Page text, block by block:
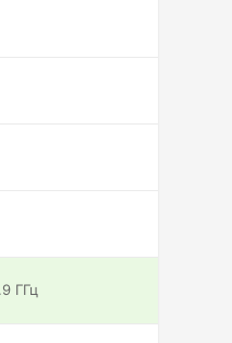
ГГц